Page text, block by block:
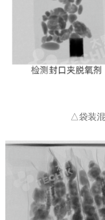
△袋装